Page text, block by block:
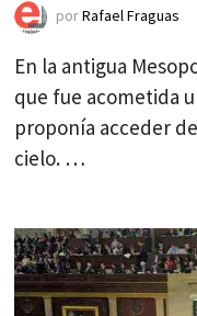
porRafael Fraguas
En la antigua
que fue acometida
proponía acceder
cielo. …